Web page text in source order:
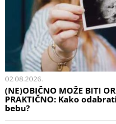
02.08.2026.
(NE)OBIČNO MOŽE BITI
PRAKTIČNO: Kako
bebu?